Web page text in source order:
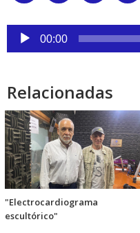
Reproductor
audio
00:00
Relacionadas
"Electrocardiograma
escultórico"